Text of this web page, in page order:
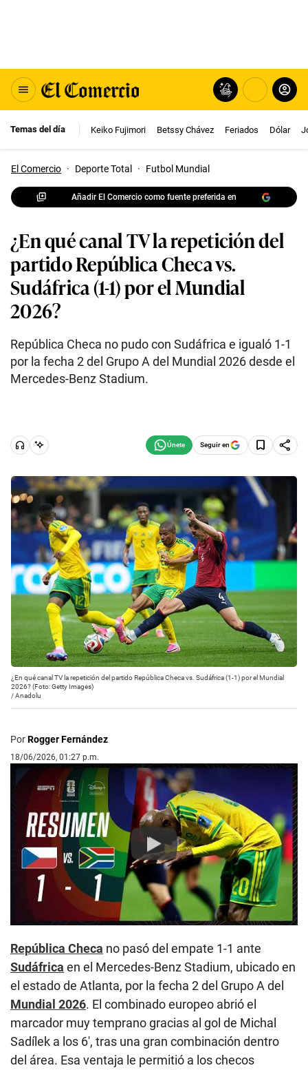
Temas del día Keiko Fujimori Betssy Chávez Feriados Dólar
El Comercio · Deporte Total · Futbol Mundial
Añadir El Comercio como fuente preferida en
¿En qué canal TV la repetición del
partido República Checa vs.
Sudáfrica (1-1) por el Mundial
2026?
República Checa no pudo con Sudáfrica e igualó 1-1
por la fecha 2 del Grupo A del Mundial 2026 desde el
Mercedes-Benz Stadium.
Seguir en
¿En qué canal TV la repetición del partido República Checa vs. Sudáfrica (1-1) por el Mundial
2026? (Foto: Getty Images)
/Anadolu
PorRogger Fernández
18/06/2026, 01:27 p.m.
Play
República Checa no pasó del empate 1-1 ante
Sudáfrica en el Mercedes-Benz Stadium, ubicado en
el estado de Atlanta, por la fecha 2 del Grupo A del
Mundial 2026. El combinado europeo abrió el
marcador muy temprano gracias al gol de Michal
Sadílek a los 6′, tras una gran combinación dentro
del área. Esa ventaja le permitió a los checos